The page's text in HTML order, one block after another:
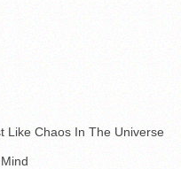
Like Chaos In The Universe